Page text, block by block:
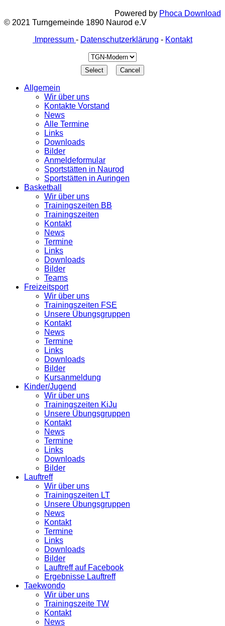
Powered by Phoca Download
© 2021 Turngemeinde 1890 Naurod e.V
Impressum - Datenschutzerklärung - Kontakt
Allgemein
Wir über uns
Kontakte Vorstand
News
Alle Termine
Links
Downloads
Bilder
Anmeldeformular
Sportstätten in Naurod
Sportstätten in Auringen
Basketball
Wir über uns
Trainingszeiten BB
Trainingszeiten
Kontakt
News
Termine
Links
Downloads
Bilder
Teams
Freizeitsport
Wir über uns
Trainingszeiten FSE
Unsere Übungsgruppen
Kontakt
News
Termine
Links
Downloads
Bilder
Kursanmeldung
Kinder/Jugend
Wir über uns
Trainingszeiten KiJu
Unsere Übungsgruppen
Kontakt
News
Termine
Links
Downloads
Bilder
Lauftreff
Wir über uns
Trainingszeiten LT
Unsere Übungsgruppen
News
Kontakt
Termine
Links
Downloads
Bilder
Lauftreff auf Facebook
Ergebnisse Lauftreff
Taekwondo
Wir über uns
Trainingszeite TW
Kontakt
News